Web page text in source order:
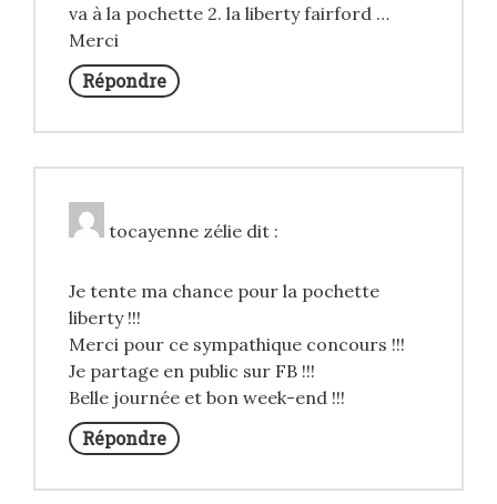
va à la pochette 2. la liberty fairford …
Merci
Répondre
tocayenne zélie dit :
Je tente ma chance pour la pochette
liberty !!!
Merci pour ce sympathique concours !!!
Je partage en public sur FB !!!
Belle journée et bon week-end !!!
Répondre